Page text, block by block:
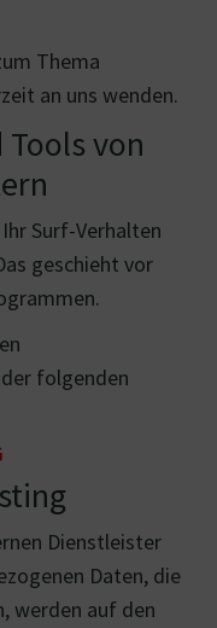
Thema
an uns wenden.
von
Surf-Verhalten
geschieht vor
folgenden
Dienstleister
Daten, die
werden auf den